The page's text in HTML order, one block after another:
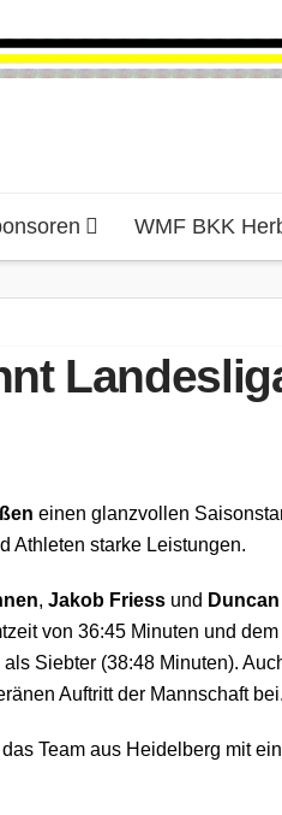
WMF BKK
einen glanzvollen
Athleten starke Leistungen.
, Jakob Friess und
von 36:45 Minuten und
Siebter (38:48 Minuten).
Auftritt der Mannschaft bei.
Team aus Heidelberg mit